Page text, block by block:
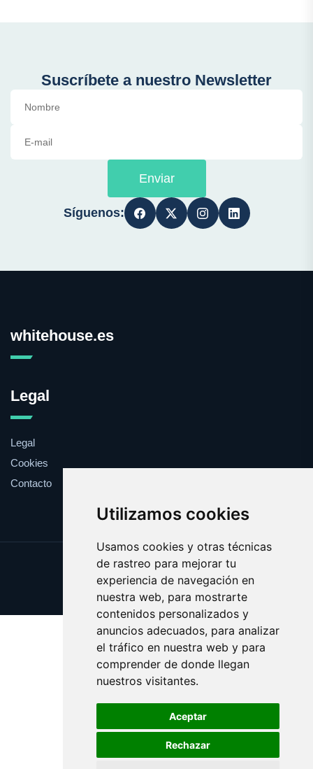
Utilizamos cookies
Usamos cookies y otras técnicas
de rastreo para mejorar tu
experiencia de navegación en
nuestra web, para mostrarte
contenidos personalizados y
anuncios adecuados, para analizar
el tráfico en nuestra web y para
comprender de donde llegan
nuestros visitantes.
Aceptar
Rechazar
Suscríbete a nuestro Newsletter
Enviar
Síguenos:
whitehouse.es
Legal
Legal
Cookies
Contacto
Update cookies preferences
Copyright © 2025 whitehouse.es